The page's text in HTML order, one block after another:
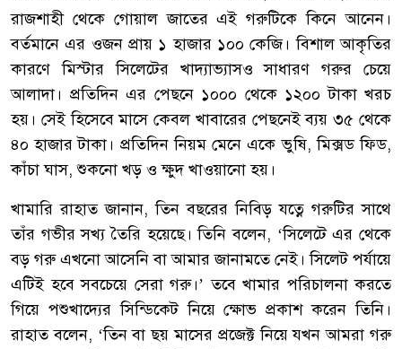
রাজশাহী থেকে গোয়াল জাতের এই গরুটিকে কিনে আনেন।
বর্তমানে এর ওজন প্রায় ১ হাজার ১০০ কেজি। বিশাল আকৃতির
কারণে মিস্টার সিলেটের খাদ্যাভ্যাসও সাধারণ গরুর চেয়ে
আলাদা। প্রতিদিন এর পেছনে ১০০০ থেকে ১২০০ টাকা খরচ
হয়। সেই হিসেবে মাসে কেবল খাবারের পেছনেই ব্যয় ৩৫ থেকে
৪০ হাজার টাকা। প্রতিদিন নিয়ম মেনে একে ভুষি, মিক্সড ফিড,
কাঁচা ঘাস, শুকনো খড় ও ক্ষুদ খাওয়ানো হয়।
খামারি রাহাত জানান, তিন বছরের নিবিড় যত্নে গরুটির সাথে
তাঁর গভীর সখ্য তৈরি হয়েছে। তিনি বলেন, ‘সিলেটে এর থেকে
বড় গরু এখনো আসেনি বা আমার জানামতে নেই। সিলেট পর্যায়ে
এটিই হবে সবচেয়ে সেরা গরু।’ তবে খামার পরিচালনা করতে
গিয়ে পশুখাদ্যের সিন্ডিকেট নিয়ে ক্ষোভ প্রকাশ করেন তিনি।
রাহাত বলেন, ‘তিন বা ছয় মাসের প্রজেক্ট নিয়ে যখন আমরা গরু